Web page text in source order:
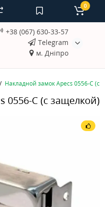
+38 (067) 630-33-57
Telegram
м. Дніпро
0
Накладной замок Apecs 0556-C (с
0556-C (с защелкой)